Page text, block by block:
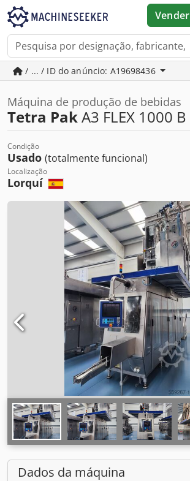
Vender
/ ... / ID do anúncio: A19698436
Máquina de produção de bebidas
Tetra PakA3 FLEX 1000 B
Condição
Usado (totalmente funcional)
Localização
Lorquí
Dados da máquina